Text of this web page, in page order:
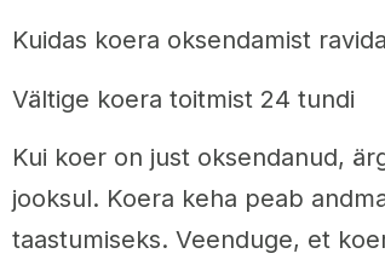
Kuidas koera oksendamist ravida
Vältige koera toitmist 24 tundi
Kui koer on just oksendanud,
jooksul. Koera keha peab
taastumiseks. Veenduge, et